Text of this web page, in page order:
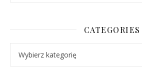
CATEGORIES